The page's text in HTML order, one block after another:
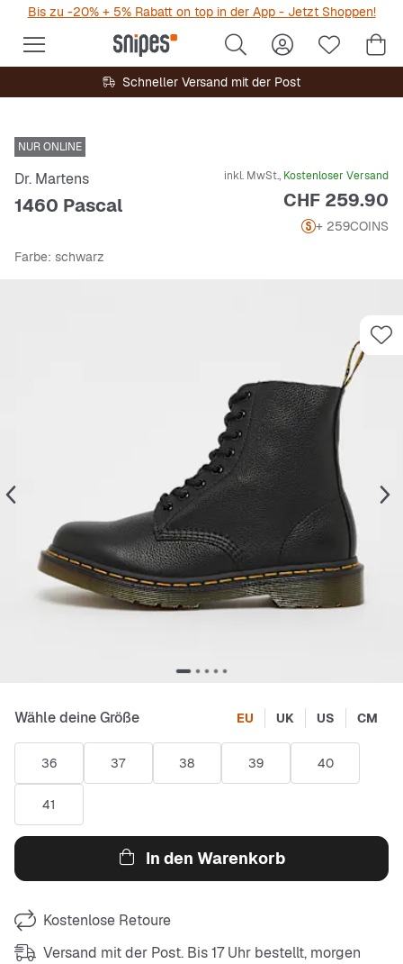
Bis zu -20% + 5% Rabatt on top in der App - Jetzt Shoppen!
Schneller Versand mit der Post
NUR ONLINE
Dr. Martens
1460 Pascal
inkl. MwSt., Kostenloser Versand
Preis
CHF 259.90
+ 259COINS
Farbe: schwarz
Wähle deine Größe EU UK US CM
36 37 38 39 40
41
In den Warenkorb
Kostenlose Retoure
Versand mit der Post. Bis 17 Uhr bestellt, morgen